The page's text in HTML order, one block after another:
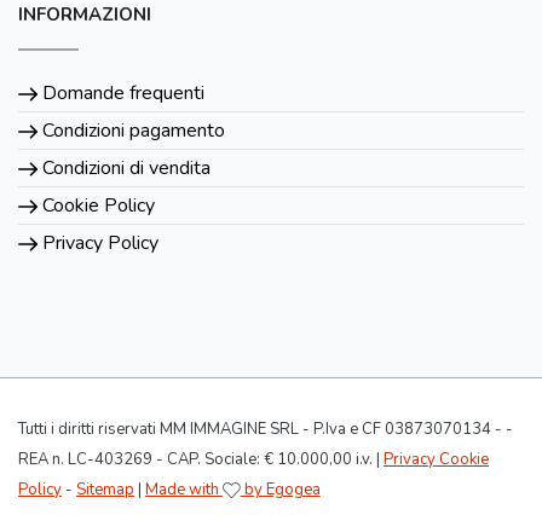
INFORMAZIONI
Domande frequenti
Condizioni pagamento
Condizioni di vendita
Cookie Policy
Privacy Policy
Tutti i diritti riservati MM IMMAGINE SRL - P.Iva e CF 03873070134 - -
REA n. LC-403269 - CAP. Sociale: € 10.000,00 i.v. | Privacy Cookie
Policy - Sitemap | Made with by Egogea